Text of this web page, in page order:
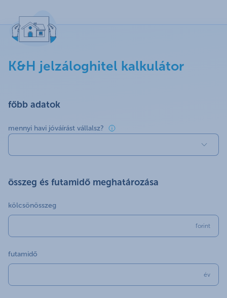
K&H jelzáloghitel kalkulátor
főbb adatok
mennyi havi jóváírást vállalsz?
összeg és futamidő meghatározása
kölcsönösszeg
forint
futamidő
év